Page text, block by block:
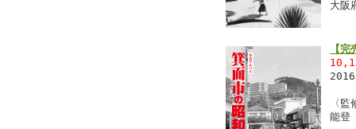
大阪
【
〈監
能登